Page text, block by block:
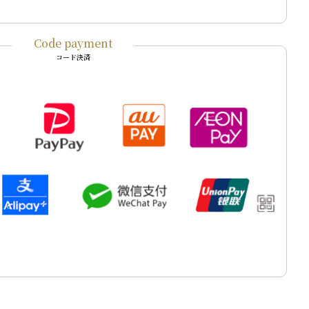
Code payment
コード決済